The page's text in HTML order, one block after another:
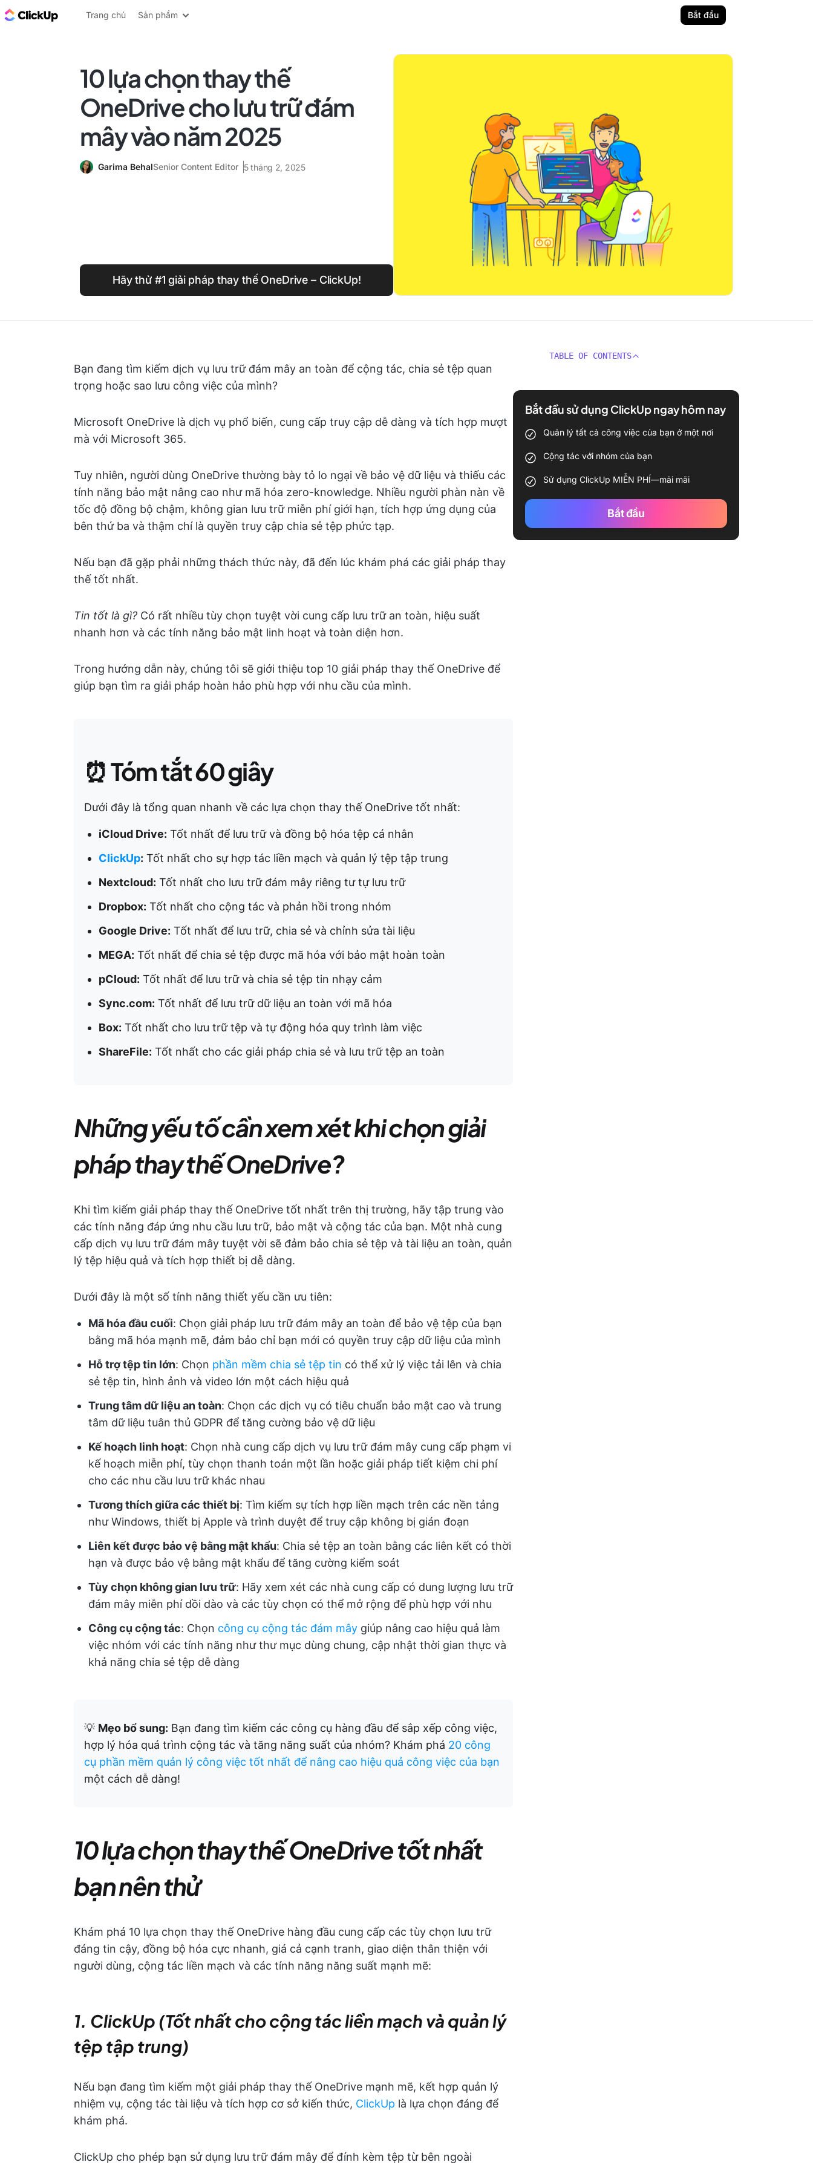
ClickUp Blog
Trang chủ Sản phẩm Bắt đầu
10 lựa chọn thay thế
OneDrive cho lưu trữ đám
mây vào năm 2025
Garima BehalSenior Content Editor 5 tháng 2, 2025
Hãy thử #1 giải pháp thay thế OneDrive – ClickUp!
Bạn đang tìm kiếm dịch vụ lưu trữ đám mây an toàn để cộng tác, chia sẻ tệp quan
trọng hoặc sao lưu công việc của mình?
Microsoft OneDrive là dịch vụ phổ biến, cung cấp truy cập dễ dàng và tích hợp mượt
mà với Microsoft 365.
Tuy nhiên, người dùng OneDrive thường bày tỏ lo ngại về bảo vệ dữ liệu và thiếu các
tính năng bảo mật nâng cao như mã hóa zero-knowledge. Nhiều người phàn nàn về
tốc độ đồng bộ chậm, không gian lưu trữ miễn phí giới hạn, tích hợp ứng dụng của
bên thứ ba và thậm chí là quyền truy cập chia sẻ tệp phức tạp.
Nếu bạn đã gặp phải những thách thức này, đã đến lúc khám phá các giải pháp thay
thế tốt nhất.
Tin tốt là gì? Có rất nhiều tùy chọn tuyệt vời cung cấp lưu trữ an toàn, hiệu suất
nhanh hơn và các tính năng bảo mật linh hoạt và toàn diện hơn.
Trong hướng dẫn này, chúng tôi sẽ giới thiệu top 10 giải pháp thay thế OneDrive để
giúp bạn tìm ra giải pháp hoàn hảo phù hợp với nhu cầu của mình.
⏰Tóm tắt 60 giây
Dưới đây là tổng quan nhanh về các lựa chọn thay thế OneDrive tốt nhất:
iCloud Drive: Tốt nhất để lưu trữ và đồng bộ hóa tệp cá nhân
ClickUp: Tốt nhất cho sự hợp tác liền mạch và quản lý tệp tập trung
Nextcloud: Tốt nhất cho lưu trữ đám mây riêng tư tự lưu trữ
Dropbox: Tốt nhất cho cộng tác và phản hồi trong nhóm
Google Drive: Tốt nhất để lưu trữ, chia sẻ và chỉnh sửa tài liệu
MEGA: Tốt nhất để chia sẻ tệp được mã hóa với bảo mật hoàn toàn
pCloud: Tốt nhất để lưu trữ và chia sẻ tệp tin nhạy cảm
Sync.com: Tốt nhất để lưu trữ dữ liệu an toàn với mã hóa
Box: Tốt nhất cho lưu trữ tệp và tự động hóa quy trình làm việc
ShareFile: Tốt nhất cho các giải pháp chia sẻ và lưu trữ tệp an toàn
Những yếu tố cần xem xét khi chọn giải
pháp thay thế OneDrive?
Khi tìm kiếm giải pháp thay thế OneDrive tốt nhất trên thị trường, hãy tập trung vào
các tính năng đáp ứng nhu cầu lưu trữ, bảo mật và cộng tác của bạn. Một nhà cung
cấp dịch vụ lưu trữ đám mây tuyệt vời sẽ đảm bảo chia sẻ tệp và tài liệu an toàn, quản
lý tệp hiệu quả và tích hợp thiết bị dễ dàng.
Dưới đây là một số tính năng thiết yếu cần ưu tiên:
Mã hóa đầu cuối: Chọn giải pháp lưu trữ đám mây an toàn để bảo vệ tệp của bạn
bằng mã hóa mạnh mẽ, đảm bảo chỉ bạn mới có quyền truy cập dữ liệu của mình
Hỗ trợ tệp tin lớn: Chọn phần mềm chia sẻ tệp tin có thể xử lý việc tải lên và chia
sẻ tệp tin, hình ảnh và video lớn một cách hiệu quả
Trung tâm dữ liệu an toàn: Chọn các dịch vụ có tiêu chuẩn bảo mật cao và trung
tâm dữ liệu tuân thủ GDPR để tăng cường bảo vệ dữ liệu
Kế hoạch linh hoạt: Chọn nhà cung cấp dịch vụ lưu trữ đám mây cung cấp phạm vi
kế hoạch miễn phí, tùy chọn thanh toán một lần hoặc giải pháp tiết kiệm chi phí
cho các nhu cầu lưu trữ khác nhau
Tương thích giữa các thiết bị: Tìm kiếm sự tích hợp liền mạch trên các nền tảng
như Windows, thiết bị Apple và trình duyệt để truy cập không bị gián đoạn
Liên kết được bảo vệ bằng mật khẩu: Chia sẻ tệp an toàn bằng các liên kết có thời
hạn và được bảo vệ bằng mật khẩu để tăng cường kiểm soát
Tùy chọn không gian lưu trữ: Hãy xem xét các nhà cung cấp có dung lượng lưu trữ
đám mây miễn phí dồi dào và các tùy chọn có thể mở rộng để phù hợp với nhu
Công cụ cộng tác: Chọn công cụ cộng tác đám mây giúp nâng cao hiệu quả làm
việc nhóm với các tính năng như thư mục dùng chung, cập nhật thời gian thực và
khả năng chia sẻ tệp dễ dàng
💡 Mẹo bổ sung: Bạn đang tìm kiếm các công cụ hàng đầu để sắp xếp công việc,
hợp lý hóa quá trình cộng tác và tăng năng suất của nhóm? Khám phá 20 công
cụ phần mềm quản lý công việc tốt nhất để nâng cao hiệu quả công việc của bạn
một cách dễ dàng!
10 lựa chọn thay thế OneDrive tốt nhất
bạn nên thử
Khám phá 10 lựa chọn thay thế OneDrive hàng đầu cung cấp các tùy chọn lưu trữ
đáng tin cậy, đồng bộ hóa cực nhanh, giá cả cạnh tranh, giao diện thân thiện với
người dùng, cộng tác liền mạch và các tính năng năng suất mạnh mẽ:
1. ClickUp (Tốt nhất cho cộng tác liền mạch và quản lý
tệp tập trung)
Nếu bạn đang tìm kiếm một giải pháp thay thế OneDrive mạnh mẽ, kết hợp quản lý
nhiệm vụ, cộng tác tài liệu và tích hợp cơ sở kiến thức, ClickUp là lựa chọn đáng để
khám phá.
ClickUp cho phép bạn sử dụng lưu trữ đám mây để đính kèm tệp từ bên ngoài
TABLE OF CONTENTS
Bắt đầu sử dụng ClickUp ngay hôm nay
Quản lý tất cả công việc của bạn ở một nơi
Cộng tác với nhóm của bạn
Sử dụng ClickUp MIỄN PHÍ—mãi mãi
Bắt đầu